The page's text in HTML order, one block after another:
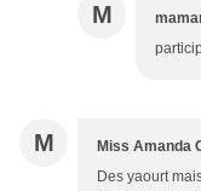
M
M Miss Amanda
Des yaourt